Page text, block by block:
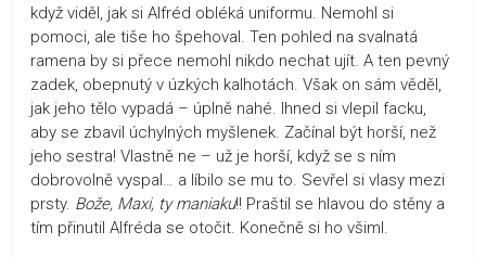
když viděl, jak si Alfréd obléká uniformu. Nemohl si
pomoci, ale tiše ho špehoval. Ten pohled na svalnatá
ramena by si přece nemohl nikdo nechat ujít. A ten pevný
zadek, obepnutý v úzkých kalhotách. Však on sám věděl,
jak jeho tělo vypadá – úplně nahé. Ihned si vlepil facku,
aby se zbavil úchylných myšlenek. Začínal být horší, než
jeho sestra! Vlastně ne – už je horší, když se s ním
dobrovolně vyspal… a líbilo se mu to. Sevřel si vlasy mezi
prsty. Bože, Maxi, ty maniaku!! Praštil se hlavou do stěny a
tím přinutil Alfréda se otočit. Konečně si ho všiml.